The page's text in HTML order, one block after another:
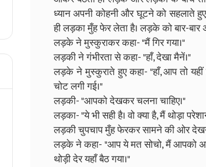
ध्यान अपनी कोहनी और घूटने को सहलाते
ही लड़का मुँह फेर लेता है। लड़के को बार-
लड़के ने मुस्कुराकर कहा- "मैं गिर गया।"
लड़की ने गंभीरता से कहा- "हाँ, देखा मैनें।"
लड़के ने मुस्कुराते हुए कहा- "हाँ, आप तो
चोट लगी गई।"
लड़की- "आपको देखकर चलना चाहिए।"
लड़का- "ये भी सही है। वो क्या है, मैं थोड़ा
लड़की चुपचाप मुँह फेरकर सामने की ओर
लड़के ने कहा- "आप ये मत सोचो, मैं आपको
थोड़ी देर यहाँ बैठ गया।"